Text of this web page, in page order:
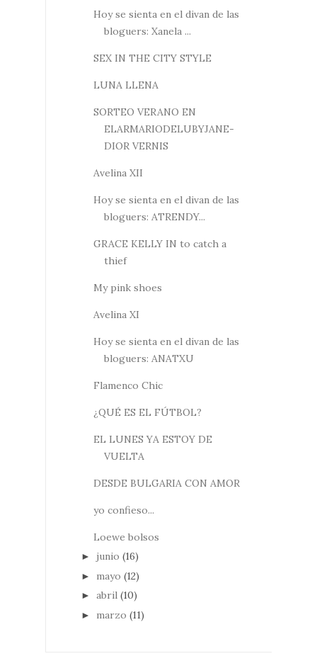
Hoy se sienta en el divan de las
bloguers: Xanela ...
SEX IN THE CITY STYLE
LUNA LLENA
SORTEO VERANO EN
ELARMARIODELUBYJANE-
DIOR VERNIS
Avelina XII
Hoy se sienta en el divan de las
bloguers: ATRENDY...
GRACE KELLY IN to catch a
thief
My pink shoes
Avelina XI
Hoy se sienta en el divan de las
bloguers: ANATXU
Flamenco Chic
¿QUÉ ES EL FÚTBOL?
EL LUNES YA ESTOY DE
VUELTA
DESDE BULGARIA CON AMOR
yo confieso...
Loewe bolsos
► junio (16)
► mayo (12)
► abril (10)
► marzo (11)